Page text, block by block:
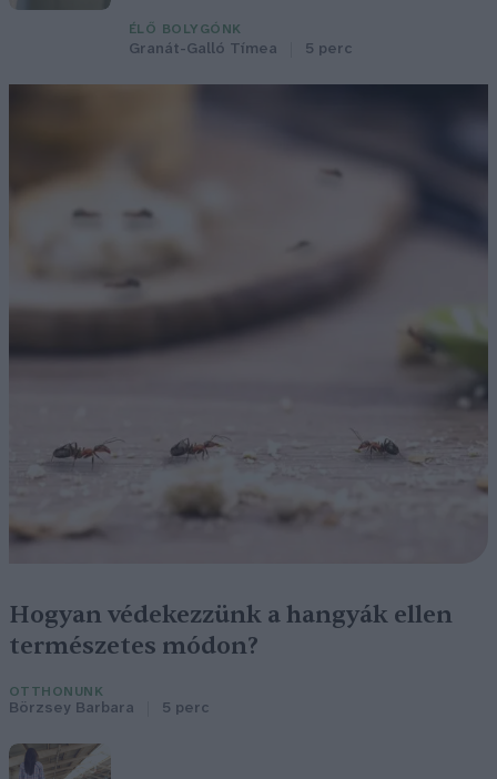
ÉLŐ BOLYGÓNK
Granát-Galló Tímea 5 perc
Hogyan védekezzünk a hangyák ellen
természetes módon?
OTTHONUNK
Börzsey Barbara 5 perc